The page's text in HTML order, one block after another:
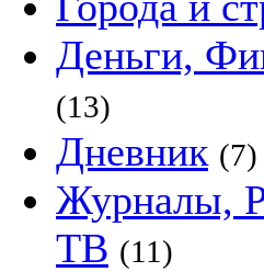
Деньги,
(13)
Дневник (7)
Журналы,
ТВ (11)